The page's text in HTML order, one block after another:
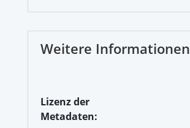
Weitere Informationen
Lizenz der
Metadaten: